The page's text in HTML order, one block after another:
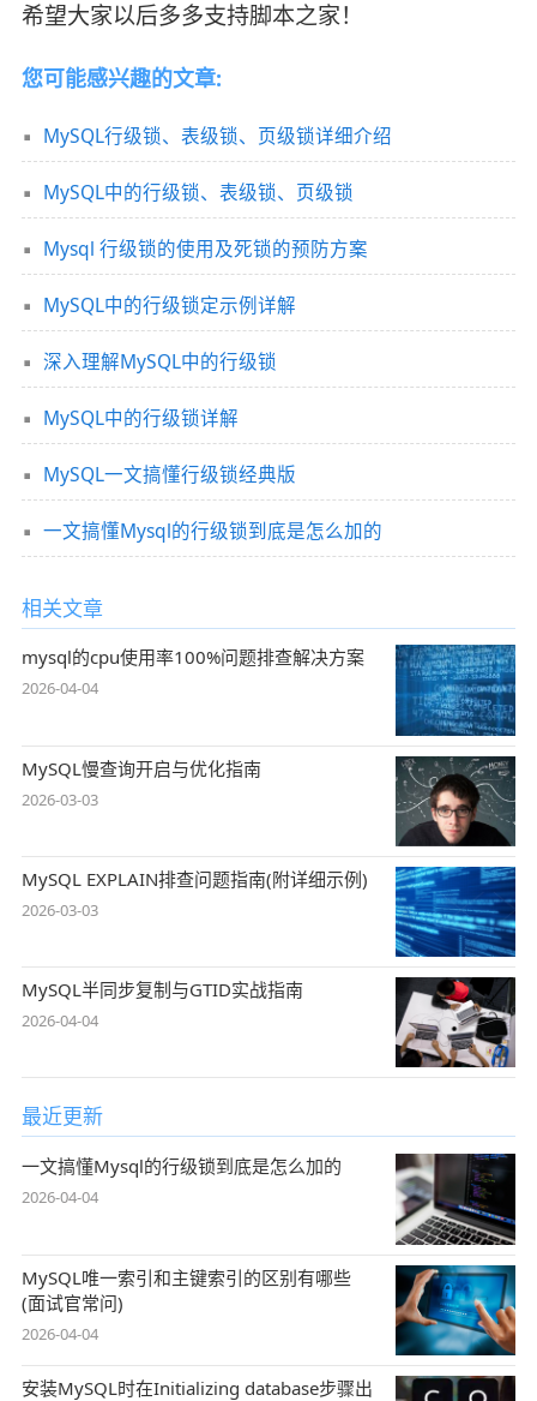
希望大家以后多多支持脚本之家！
您可能感兴趣的文章:
MySQL行级锁、表级锁、页级锁详细介绍
MySQL中的行级锁、表级锁、页级锁
Mysql 行级锁的使用及死锁的预防方案
MySQL中的行级锁定示例详解
深入理解MySQL中的行级锁
MySQL中的行级锁详解
MySQL一文搞懂行级锁经典版
一文搞懂Mysql的行级锁到底是怎么加的
相关文章
mysql的cpu使用率100%问题排查解决方案
2026-04-04
MySQL慢查询开启与优化指南
2026-03-03
MySQL EXPLAIN排查问题指南(附详细示例)
2026-03-03
MySQL半同步复制与GTID实战指南
2026-04-04
最近更新
一文搞懂Mysql的行级锁到底是怎么加的
2026-04-04
MySQL唯一索引和主键索引的区别有哪些
(面试官常问)
2026-04-04
安装MySQL时在Initializing database步骤出